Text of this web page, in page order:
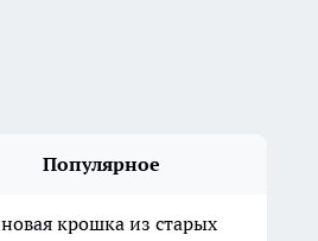
Популярное
крошка из старых